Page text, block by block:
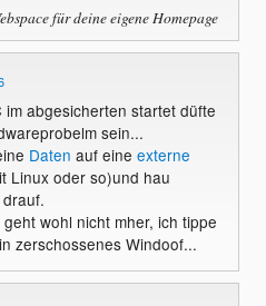
für deine eigene Homepage
im abgesicherten startet düfte
sein...
Daten auf eine externe
Linux oder so)und hau
wohl nicht mher, ich tippe
zerschossenes Windoof...